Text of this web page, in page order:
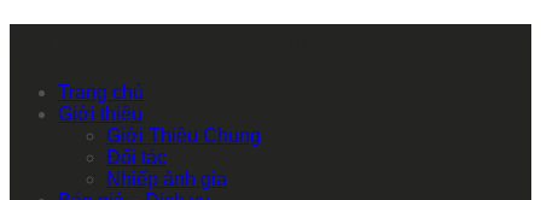
Trang chủ
Giới thiệu
Giới Thiệu Chung
Đối tác
Nhiếp ảnh gia